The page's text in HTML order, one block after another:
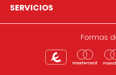
SERVICIOS
Formas